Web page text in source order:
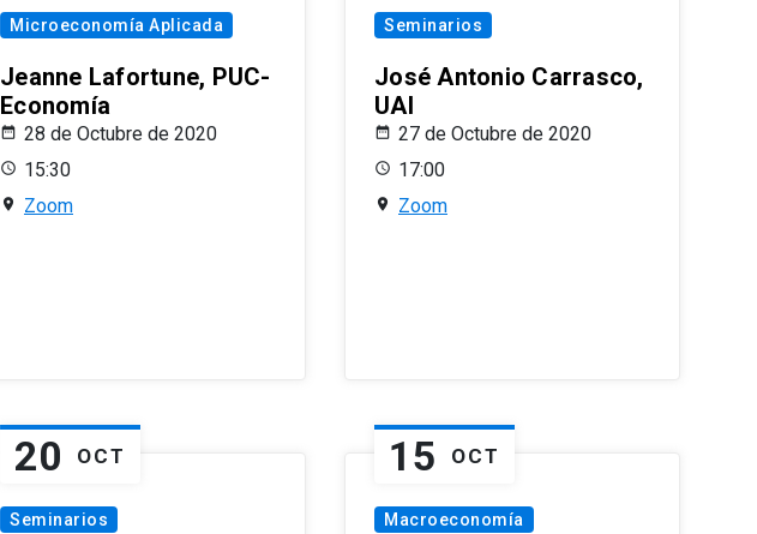
Microeconomía Aplicada
Jeanne Lafortune, PUC-
Economía
28 de Octubre de 2020
15:30
Zoom
Seminarios
José Antonio Carrasco,
UAI
27 de Octubre de 2020
17:00
Zoom
20 OCT
Seminarios
15 OCT
Macroeconomía